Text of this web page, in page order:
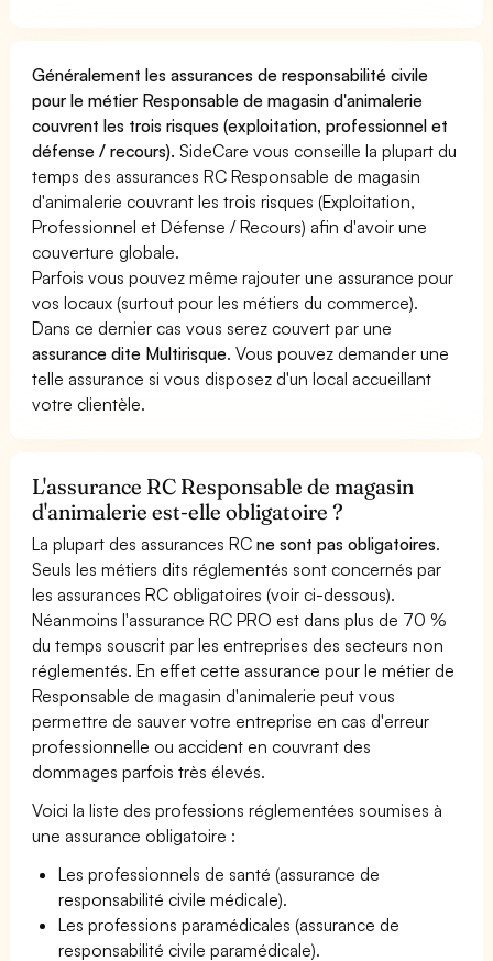
Généralement les assurances de responsabilité civile
pour le métier Responsable de magasin d'animalerie
couvrent les trois risques (exploitation, professionnel et
défense / recours). SideCare vous conseille la plupart du
temps des assurances RC Responsable de magasin
d'animalerie couvrant les trois risques (Exploitation,
Professionnel et Défense / Recours) afin d'avoir une
couverture globale.
Parfois vous pouvez même rajouter une assurance pour
vos locaux (surtout pour les métiers du commerce).
Dans ce dernier cas vous serez couvert par une
assurance dite Multirisque. Vous pouvez demander une
telle assurance si vous disposez d'un local accueillant
votre clientèle.
L'assurance RC Responsable de magasin
d'animalerie est-elle obligatoire ?
La plupart des assurances RCne sont pas obligatoires.
Seuls les métiers dits réglementés sont concernés par
les assurances RC obligatoires (voir ci-dessous).
Néanmoins l'assurance RC PRO est dans plus de 70 %
du temps souscrit par les entreprises des secteurs non
réglementés. En effet cette assurance pour le métier de
Responsable de magasin d'animalerie peut vous
permettre de sauver votre entreprise en cas d'erreur
professionnelle ou accident en couvrant des
dommages parfois très élevés.
Voici la liste des professions réglementées soumises à
une assurance obligatoire :
Les professionnels de santé (assurance de
responsabilité civile médicale).
Les professions paramédicales (assurance de
responsabilité civile paramédicale).